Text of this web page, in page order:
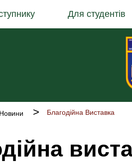
Для студентів
Благодійна Виставка